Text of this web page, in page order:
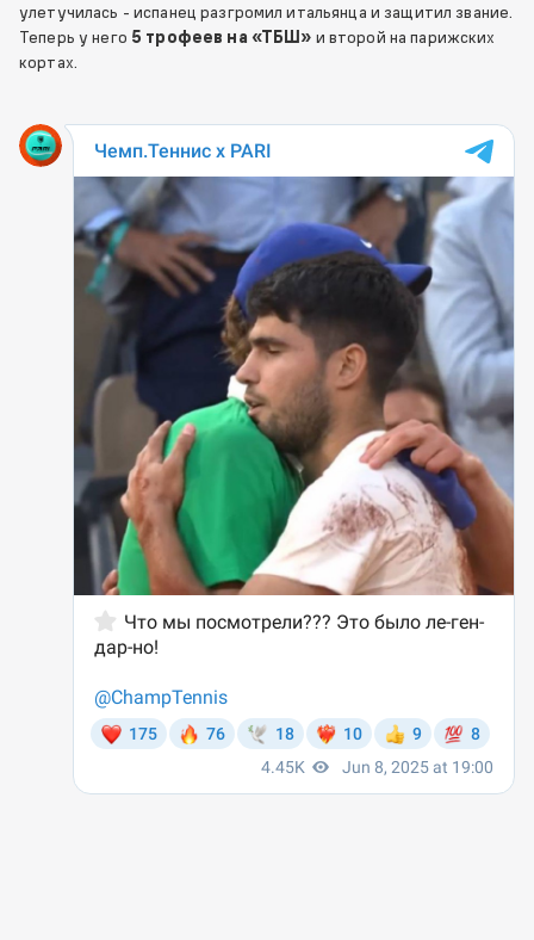
улетучилась - испанец разгромил итальянца и защитил звание.
Теперь у него 5 трофеев на «ТБШ» и второй на парижских
кортах.